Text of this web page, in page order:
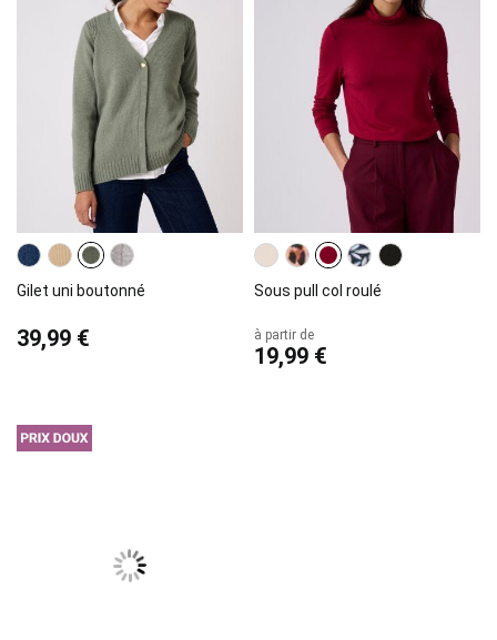
Gilet uni boutonné
39,99 €
Sous pull col roulé
à partir de
19,99 €